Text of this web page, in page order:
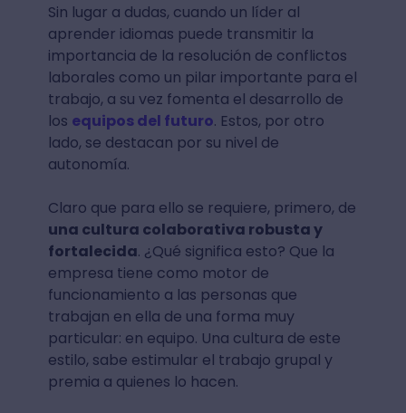
Sin lugar a dudas, cuando un líder al
aprender idiomas puede transmitir la
importancia de la resolución de conflictos
laborales como un pilar importante para el
trabajo, a su vez fomenta el desarrollo de
los equipos del futuro. Estos, por otro
lado, se destacan por su nivel de
autonomía.
Claro que para ello se requiere, primero, de
una cultura colaborativa robusta y
fortalecida. ¿Qué significa esto? Que la
empresa tiene como motor de
funcionamiento a las personas que
trabajan en ella de una forma muy
particular: en equipo. Una cultura de este
estilo, sabe estimular el trabajo grupal y
premia a quienes lo hacen.